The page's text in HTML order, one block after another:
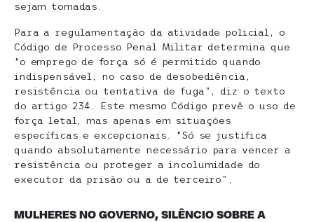
sejam tomadas.
Para a regulamentação da atividade policial, o
Código de Processo Penal Militar determina que
“o emprego de força só é permitido quando
indispensável, no caso de desobediência,
resistência ou tentativa de fuga”, diz o texto
do artigo 234. Este mesmo Código prevê o uso de
força letal, mas apenas em situações
específicas e excepcionais. “Só se justifica
quando absolutamente necessário para vencer a
resistência ou proteger a incolumidade do
executor da prisão ou a de terceiro”.
MULHERES NO GOVERNO, SILÊNCIO SOBRE A